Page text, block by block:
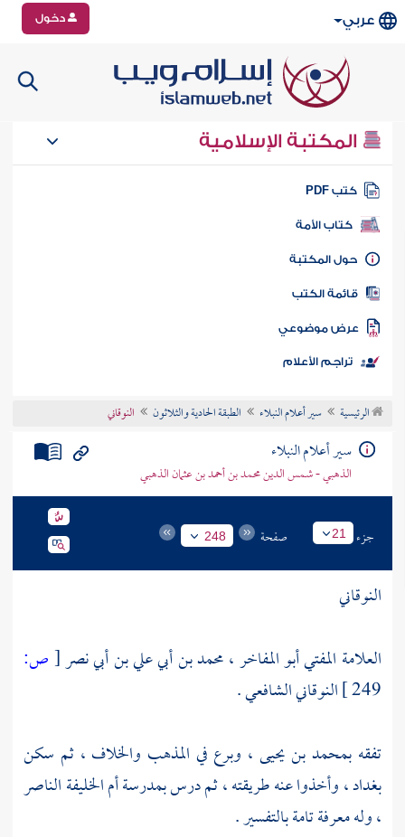
عربي دخول
المكتبة الإسلامية
كتب PDF
كتاب الأمة
المكتبة
الكتب
موضوعي
تراجم الأعلام
الرئيسية سير أعلام النبلاء الطبقة الحادية والثلاثون النوقاني
سير أعلام النبلاء
الذهبي - شمس الدين محمد بن أحمد بن عثمان الذهبي
جزء 21 صفحة 248
النوقاني
العلامة المفتي أبو المفاخر ، محمد بن أبي علي بن أبي نصر[ص:
249 ] النوقاني الشافعي .
تفقه بمحمد بن يحيى ، وبرع في المذهب والخلاف ، ثم سكن
بغداد، وأخذوا عنه طريقته ، ثم درسبمدرسة أم الخليفة الناصر
، وله معرفة تامة بالتفسير .